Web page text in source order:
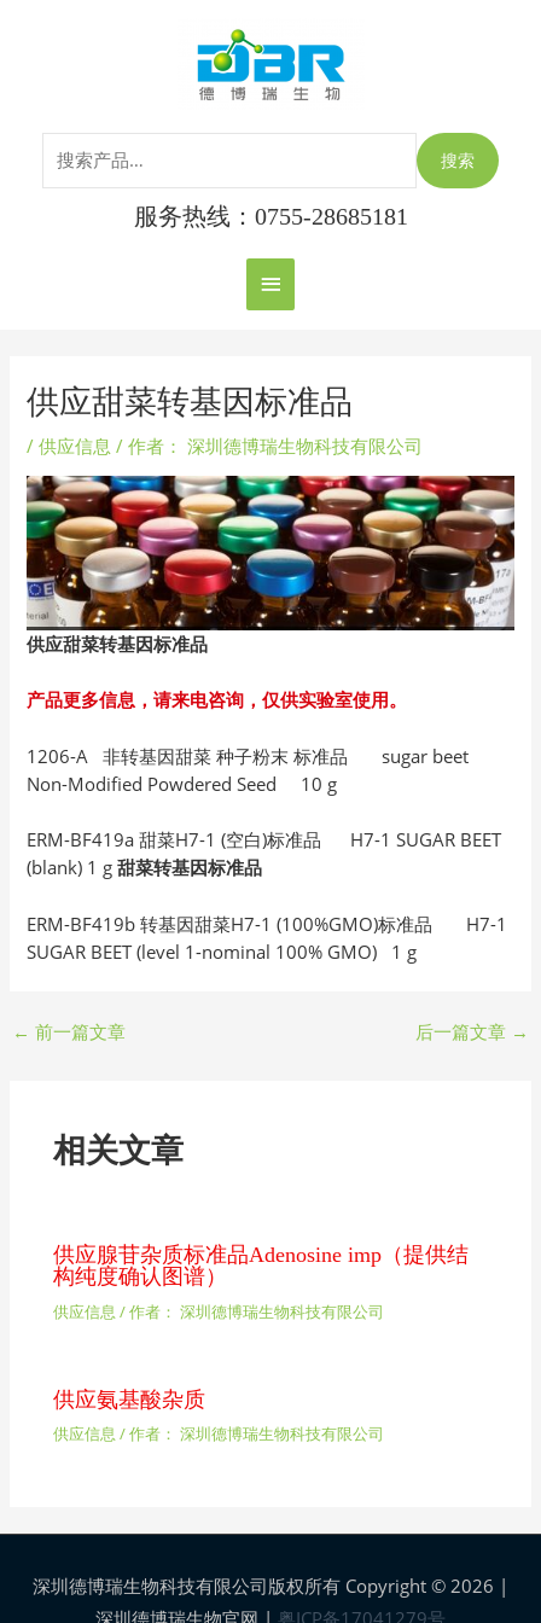
主
菜
单
搜索
服务热线：0755-28685181
供应甜菜转基因标准品
/供应信息 / 作者： 深圳德博瑞生物科技有限公司
供应甜菜转基因标准品
产品更多信息，请来电咨询，仅供实验室使用。
1206-A 非转基因甜菜 种子粉末 标准品 sugar beet
Non-Modified Powdered Seed 10 g
ERM-BF419a 甜菜H7-1 (空白)标准品 H7-1 SUGAR BEET
(blank) 1 g甜菜转基因标准品
ERM-BF419b 转基因甜菜H7-1 (100%GMO)标准品 H7-1
SUGAR BEET (level 1-nominal 100% GMO) 1 g
← 前一篇文章 后一篇文章 →
相关文章
供应腺苷杂质标准品Adenosine imp（提供结
构纯度确认图谱）
供应信息 / 作者： 深圳德博瑞生物科技有限公司
供应氨基酸杂质
供应信息 / 作者： 深圳德博瑞生物科技有限公司
深圳德博瑞生物科技有限公司版权所有 Copyright © 2026 |
深圳德博瑞生物官网 | 粤ICP备17041279号